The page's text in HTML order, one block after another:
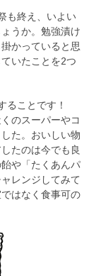
も終え、いよい
うか。勉強漬け
かっていると思
いたことを2つ
ることです！
のスーパーやコ
た。おいしい物
たのは今でも良
や「たくあんパ
レンジしてみて
はなく食事可の